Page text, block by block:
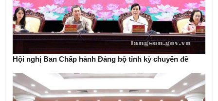
Hội nghị Ban Chấp hành Đảng bộ tỉnh kỳ chuyên đề